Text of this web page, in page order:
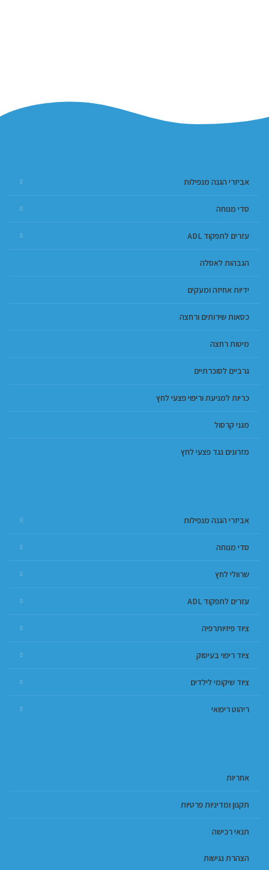
אביזרי הגנה מנפילות
סדי מנוחה
עזרים לתפקוד ADL
הגבהות לאסלה
ידיות אחיזה ומעקים
כסאות שירותים ורחצה
מיטות רחצה
גרביים לסוכרתיים
כריות למניעת וריפוי פצעי לחץ
מגני קרסול
מזרונים נגד פצעי לחץ
אביזרי הגנה מנפילות
סדי מנוחה
שרוולי לחץ
עזרים לתפקוד ADL
ציוד פיזיותרפיה
ציוד ריפוי בעיסוק
ציוד שיקומי לילדים
ריהוט ריפואי
אחריות
תקנון ומדיניות פרטיות
תנאי רכישה
הצהרת נגישות